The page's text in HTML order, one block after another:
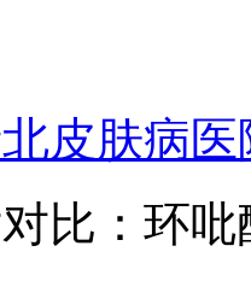
皮肤病医
比：环